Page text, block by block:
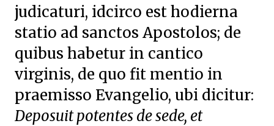
judicaturi, idcirco est hodierna
statio ad sanctos Apostolos; de
quibus habetur in cantico
virginis, de quo fit mentio in
praemisso Evangelio, ubi dicitur:
Deposuit potentes de sede, et